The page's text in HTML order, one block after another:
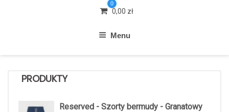
0
0,00 zł
Menu
PRODUKTY
Reserved - Szorty bermudy - Granatowy